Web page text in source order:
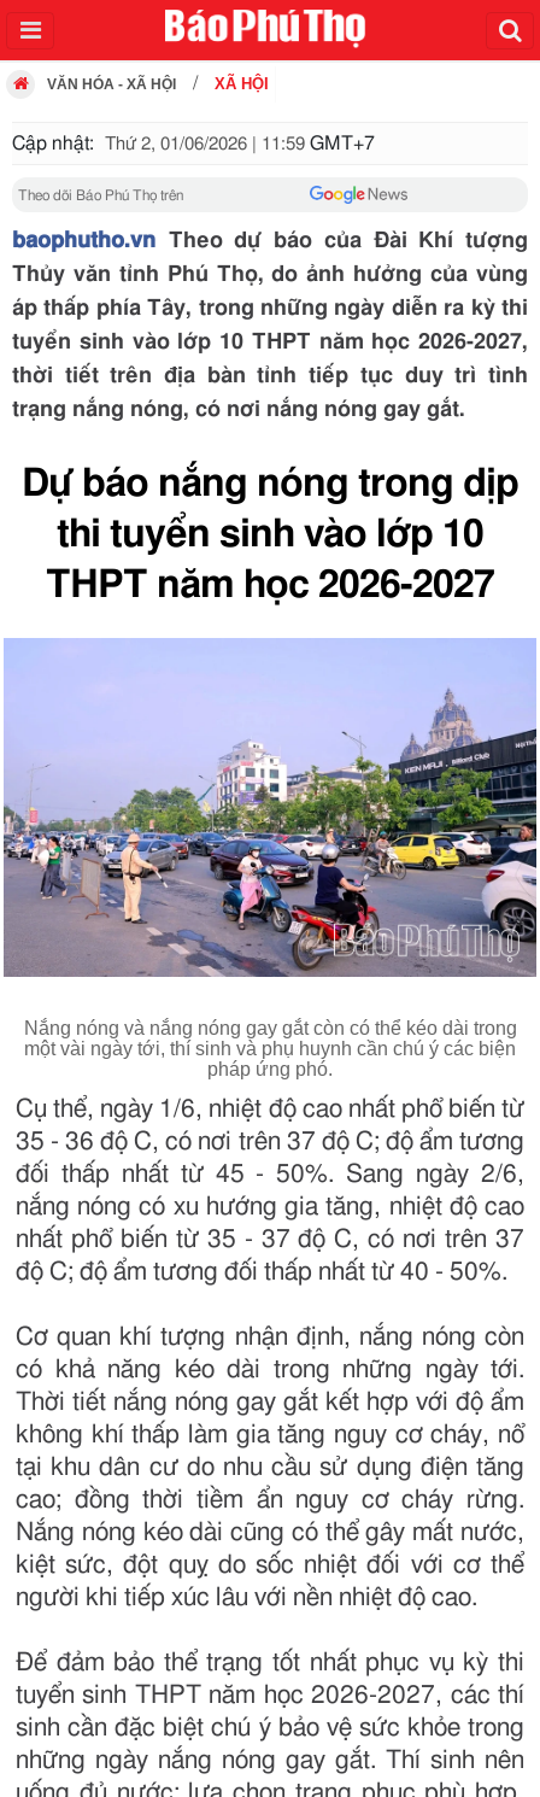
VĂN HÓA - XÃ HỘI XÃ HỘI
Cập nhật: Thứ 2, 01/06/2026 | 11:59 GMT+7
Theo dõi Báo Phú Thọ trên
baophutho.vn Theo dự báo của Đài Khí tượng
Thủy văn tỉnh Phú Thọ, do ảnh hưởng của vùng
áp thấp phía Tây, trong những ngày diễn ra kỳ thi
tuyển sinh vào lớp 10 THPT năm học 2026-2027,
thời tiết trên địa bàn tỉnh tiếp tục duy trì tình
trạng nắng nóng, có nơi nắng nóng gay gắt.
Dự báo nắng nóng trong dịp
thi tuyển sinh vào lớp 10
THPT năm học 2026-2027
Nắng nóng và nắng nóng gay gắt còn có thể kéo dài trong
một vài ngày tới, thí sinh và phụ huynh cần chú ý các biện
pháp ứng phó.
Cụ thể, ngày 1/6, nhiệt độ cao nhất phổ biến từ
35 - 36 độ C, có nơi trên 37 độ C; độ ẩm tương
đối thấp nhất từ 45 - 50%. Sang ngày 2/6,
nắng nóng có xu hướng gia tăng, nhiệt độ cao
nhất phổ biến từ 35 - 37 độ C, có nơi trên 37
độ C; độ ẩm tương đối thấp nhất từ 40 - 50%.
Cơ quan khí tượng nhận định, nắng nóng còn
có khả năng kéo dài trong những ngày tới.
Thời tiết nắng nóng gay gắt kết hợp với độ ẩm
không khí thấp làm gia tăng nguy cơ cháy, nổ
tại khu dân cư do nhu cầu sử dụng điện tăng
cao; đồng thời tiềm ẩn nguy cơ cháy rừng.
Nắng nóng kéo dài cũng có thể gây mất nước,
kiệt sức, đột quỵ do sốc nhiệt đối với cơ thể
người khi tiếp xúc lâu với nền nhiệt độ cao.
Để đảm bảo thể trạng tốt nhất phục vụ kỳ thi
tuyển sinh THPT năm học 2026-2027, các thí
sinh cần đặc biệt chú ý bảo vệ sức khỏe trong
những ngày nắng nóng gay gắt. Thí sinh nên